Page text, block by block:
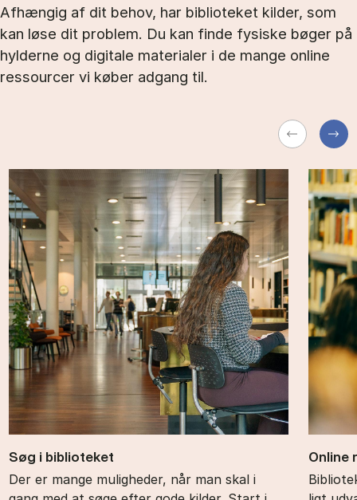
Afhængig af dit behov, har biblioteket kilder, som
kan løse dit problem. Du kan finde fysiske bøger på
hylderne og digitale materialer i de mange online
ressourcer vi køber adgang til.
Søg i bi­bli­o­te­ket
Der er mange muligheder, når man skal i
On­li­ne